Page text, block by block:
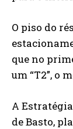
O piso do
que no
um “T2”, o
A
de Basto,